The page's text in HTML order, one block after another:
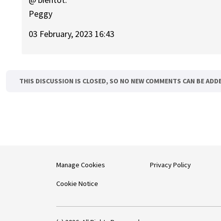
Peggy
03 February, 2023 16:43
THIS DISCUSSION IS CLOSED, SO NO NEW COMMENTS CAN BE
Manage Cookies
Cookie Notice
Privacy Policy